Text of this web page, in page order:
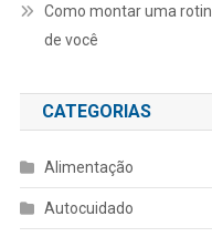
Como montar uma
de você
CATEGORIAS
Alimentação
Autocuidado